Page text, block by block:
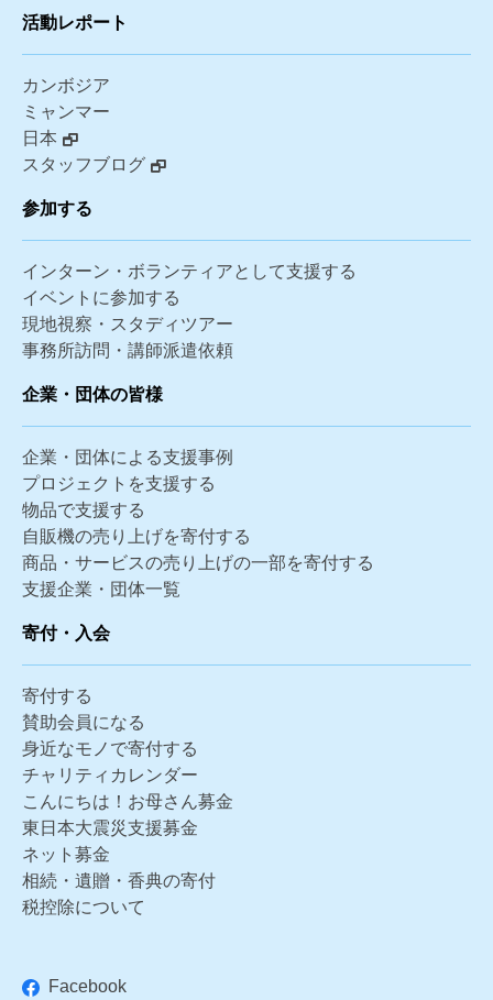
活動レポート
カンボジア
ミャンマー
日本
スタッフブログ
参加する
インターン・ボランティアとして支援する
イベントに参加する
現地視察・スタディツアー
事務所訪問・講師派遣依頼
企業・団体の皆様
企業・団体による支援事例
プロジェクトを支援する
物品で支援する
自販機の売り上げを寄付する
商品・サービスの売り上げの一部を寄付する
支援企業・団体一覧
寄付・入会
寄付する
賛助会員になる
身近なモノで寄付する
チャリティカレンダー
こんにちは！お母さん募金
東日本大震災支援募金
ネット募金
相続・遺贈・香典の寄付
税控除について
Facebook